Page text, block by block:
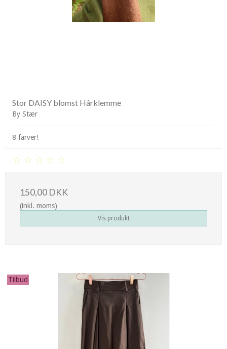
Stor DAISY blomst Hårklemme
By Stær
8 farver!
150,00 DKK
(inkl. moms)
Vis produkt
Tilbud